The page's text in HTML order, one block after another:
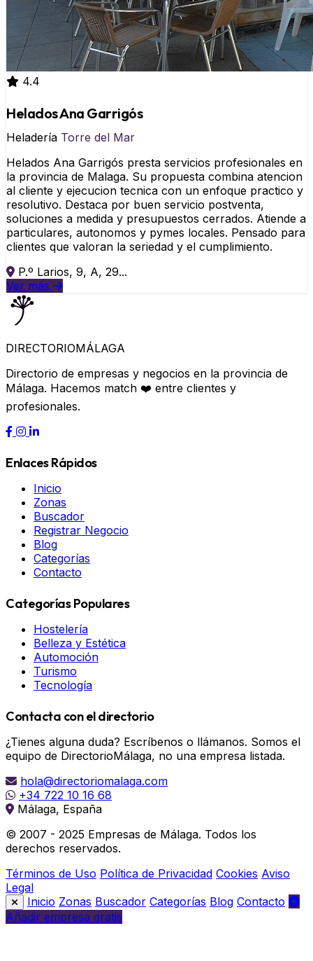
4.4
Helados Ana Garrigós
Heladería Torre del Mar
Helados Ana Garrigós presta servicios profesionales en
la provincia de Malaga. Su propuesta combina atencion
al cliente y ejecucion tecnica con un enfoque practico y
resolutivo. Destaca por buen servicio postventa,
soluciones a medida y presupuestos cerrados. Atiende a
particulares, autonomos y pymes locales. Pensado para
clientes que valoran la seriedad y el cumplimiento.
P.º Larios, 9, A, 29...
Ver más
DIRECTORIOMÁLAGA
Directorio de empresas y negocios en la provincia de
Málaga. Hacemos match ❤️ entre clientes y
profesionales.
Enlaces Rápidos
Inicio
Zonas
Buscador
Registrar Negocio
Blog
Categorías
Contacto
Categorías Populares
Hostelería
Belleza y Estética
Automoción
Turismo
Tecnología
Contacta con el directorio
¿Tienes alguna duda? Escríbenos o llámanos. Somos el
equipo de DirectorioMálaga, no una empresa listada.
hola@directoriomalaga.com
+34 722 10 16 68
Málaga, España
© 2007 - 2025 Empresas de Málaga. Todos los
derechos reservados.
Términos de Uso Política de Privacidad Cookies Aviso
Legal
Inicio Zonas Buscador Categorías Blog Contacto
Añadir empresa gratis